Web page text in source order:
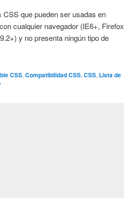
que pueden ser usadas en
cualquier navegador (IE6+, Firefox
y no presenta ningún tipo de
CSS,Compatibilidad CSS,CSS, Lista de